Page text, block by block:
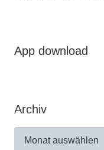
App download
Archiv